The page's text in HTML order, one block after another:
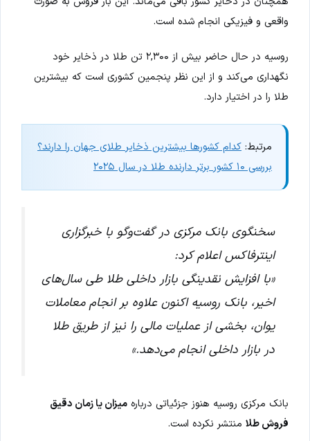
واقعی و فیزیکی انجام شده است.
روسیه در حال حاضر بیش از ۲,۳۰۰ تن طلا در ذخایر خود
نگهداری می‌کند و از این نظر پنجمین کشوری است که بیشترین
طلا را در اختیار دارد.
مرتبط: کدام کشورها بیشترین ذخایر طلای جهان را دارند؟
بررسی ۱۰ کشور برتر دارنده طلا در سال ۲۰۲۵
سخنگوی بانک مرکزی در گفت‌وگو با خبرگزاری
اینترفاکس اعلام کرد:
«با افزایش نقدینگی بازار داخلی طلا طی سال‌های
اخیر، بانک روسیه اکنون علاوه بر انجام معاملات
یوان، بخشی از عملیات مالی را نیز از طریق طلا
در بازار داخلی انجام می‌دهد.»
بانک مرکزی روسیه هنوز جزئیاتی درباره میزان یا زمان دقیق
فروش طلا منتشر نکرده است.